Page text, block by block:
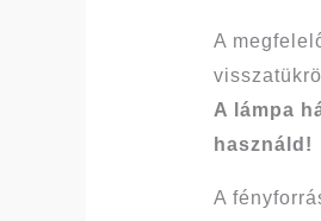
A
A lámpa
használd!
A